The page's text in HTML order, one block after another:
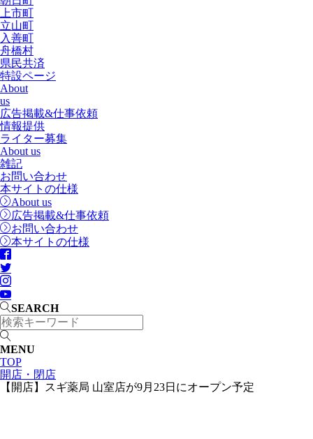
上市町
立山町
入善町
舟橋村
県民共済
特設ページ
About
us
広告掲載&仕事依頼
情報提供
ライター募集
About us
雑記
お問い合わせ
本サイトの仕様
About us
広告掲載&仕事依頼
お問い合わせ
本サイトの仕様
SEARCH
MENU
TOP
開店・閉店
【開店】スギ薬局 山室店が9月23日にオープン予定